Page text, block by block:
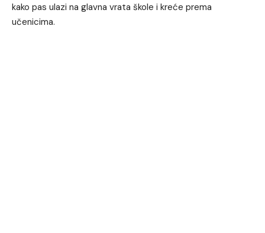
kako pas ulazi na glavna vrata škole i kreće prema
učenicima.